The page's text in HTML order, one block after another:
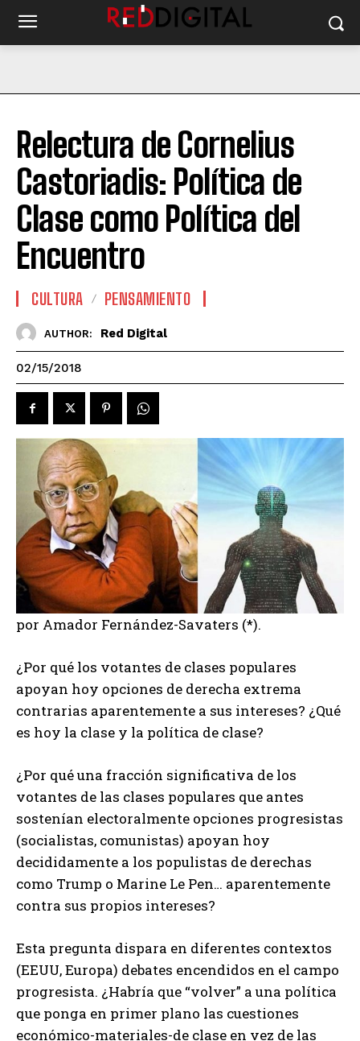
Relectura de Cornelius
Castoriadis: Política de
Clase como Política del
Encuentro
CULTURA PENSAMIENTO
AUTHOR: Red Digital
02/15/2018
por Amador Fernández-Savaters (*).
¿Por qué los votantes de clases populares
apoyan hoy opciones de derecha extrema
contrarias aparentemente a sus intereses? ¿Qué
es hoy la clase y la política de clase?
¿Por qué una fracción significativa de los
votantes de las clases populares que antes
sostenían electoralmente opciones progresistas
(socialistas, comunistas) apoyan hoy
decididamente a los populistas de derechas
como Trump o Marine Le Pen… aparentemente
contra sus propios intereses?
Esta pregunta dispara en diferentes contextos
(EEUU, Europa) debates encendidos en el campo
progresista. ¿Habría que “volver” a una política
que ponga en primer plano las cuestiones
económico-materiales-de clase en vez de las